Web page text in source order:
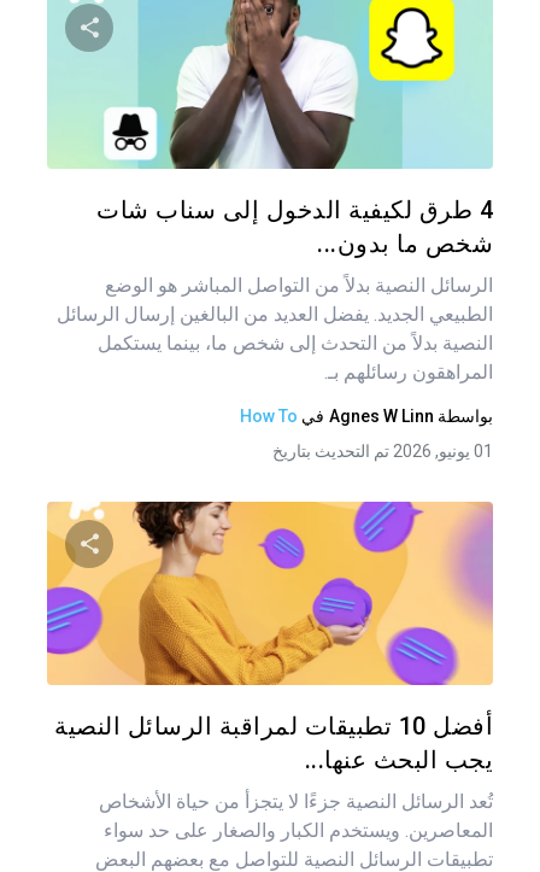
4 طرق لكيفية الدخول إلى سناب شات
شخص ما بدون...
الرسائل النصية بدلاً من التواصل المباشر هو الوضع
الطبيعي الجديد. يفضل العديد من البالغين إرسال الرسائل
النصية بدلاً من التحدث إلى شخص ما، بينما يستكمل
المراهقون رسائلهم بـ.
بواسطة Agnes W Linn في How To
01 يونيو, 2026 تم التحديث بتاريخ
شارك
أفضل 10 تطبيقات لمراقبة الرسائل النصية
يجب البحث عنها...
تُعد الرسائل النصية جزءًا لا يتجزأ من حياة الأشخاص
المعاصرين. ويستخدم الكبار والصغار على حد سواء
تطبيقات الرسائل النصية للتواصل مع بعضهم البعض